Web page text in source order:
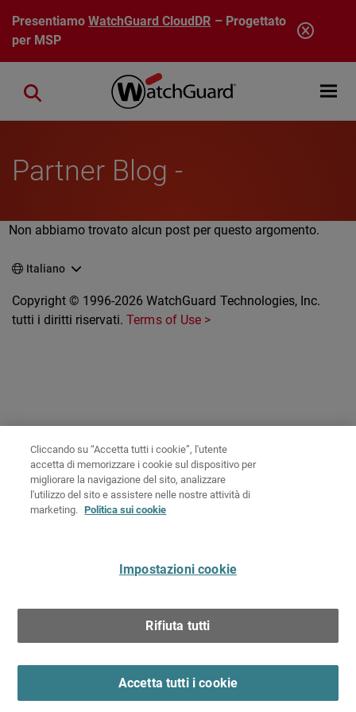
Salta al contenuto principale
PresentiamoWatchGuard CloudDR – Progettato
per MSP
Open
Close search
Partner Blog -
Non abbiamo trovato alcun post per questo argomento.
Italiano
Copyright © 1996-2026 WatchGuard Technologies, Inc.
tutti i diritti riservati.Terms of Use >
Cliccando su “Accetta tutti i cookie”, l'utente
accetta di memorizzare i cookie sul dispositivo per
migliorare la navigazione del sito, analizzare
l'utilizzo del sito e assistere nelle nostre attività di
marketing. Politica sui cookie
Impostazioni cookie
Rifiuta tutti
Accetta tutti i cookie